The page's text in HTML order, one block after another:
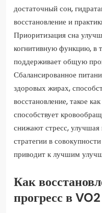
достаточный сон,
восстановление и
Приоритизация сна
когнитивную функцию, в
поддерживает общую
Сбалансированное
здоровых жирах,
восстановление, такое
способствует
снижают стресс,
стратегии в
приводит к лучшим
Как
прогресс в